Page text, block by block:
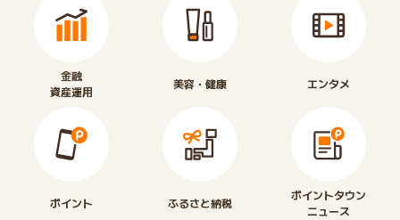
金融
資産運用
美容・健康 エンタメ
ポイント ふるさと納税
ポイントタウン
ニュース